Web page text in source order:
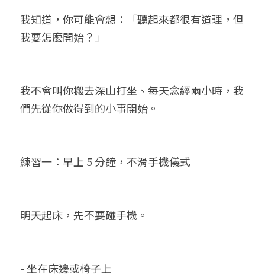
我知道，你可能會想：「聽起來都很有道理，但
我要怎麼開始？」
我不會叫你搬去深山打坐、每天念經兩小時，我
們先從你做得到的小事開始。
練習一：早上 5 分鐘，不滑手機儀式
明天起床，先不要碰手機。
- 坐在床邊或椅子上